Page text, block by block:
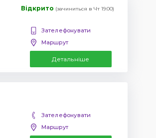
Відкрито (зачиниться в Чт 19:00)
Зателефонувати
Маршрут
Детальніше
Зателефонувати
Маршрут